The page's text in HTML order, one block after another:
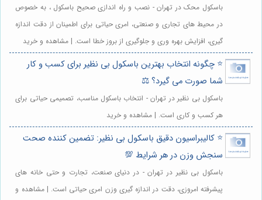
باسکول محک در تهران - نصب و راه اندازی صحیح باسکول ، به خصوص
در محیط های تجاری و صنعتی، امری حیاتی برای اطمینان از دقت اندازه
گیری، افزایش بهره وری و جلوگیری از بروز خطا است. | مشاهده و خرید
⭐️ چگونه انتخاب بهترین باسکول بی نظیر برای کسب و کار
شما صورت می گیرد؟ ⚖️
باسکول بی نظیر در تهران - انتخاب باسکول مناسب، تصمیمی حیاتی برای
هر کسب و کاری است. | مشاهده و خرید
⭐️ کالیبراسیون دقیق باسکول بی نظیر: تضمین کننده صحت
سنجش وزن در هر شرایط 💯
باسکول بی نظیر در تهران - در دنیای صنعت، تجارت و حتی خانه های
پیشرفته امروزی، دقت در اندازه گیری وزن امری حیاتی است. | مشاهده و